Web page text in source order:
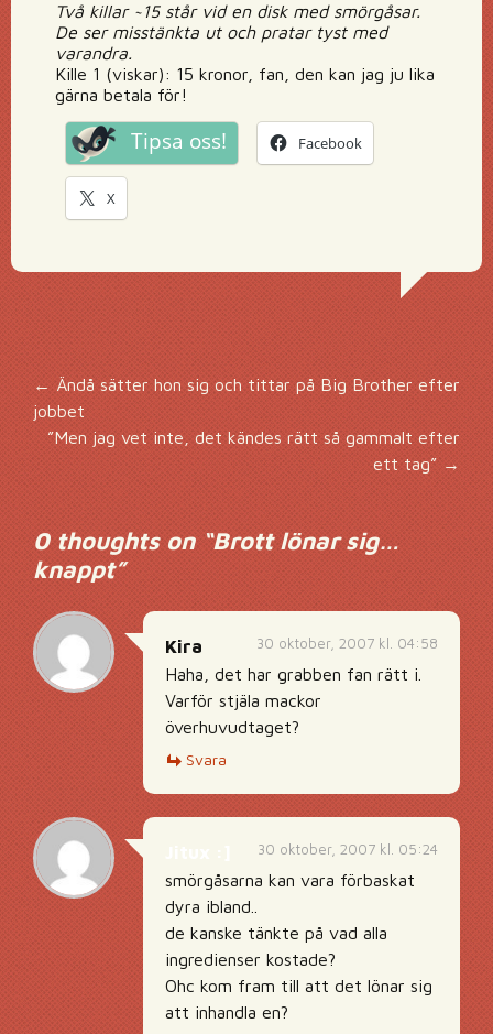
Två killar ~15 står vid en disk med smörgåsar.
De ser misstänkta ut och pratar tyst med
varandra.
Kille 1 (viskar): 15 kronor, fan, den kan jag ju lika
gärna betala för!
Tipsa oss! Facebook
X
Inläggsnavigering
←Ändå sätter hon sig och tittar på Big Brother efter
jobbet
”Men jag vet inte, det kändes rätt så gammalt efter
ett tag”→
0 thoughts on “Brott lönar sig…
knappt”
30 oktober, 2007 kl. 04:58
Kira
Haha, det har grabben fan rätt i.
Varför stjäla mackor
överhuvudtaget?
Svara
30 oktober, 2007 kl. 05:24
smörgåsarna kan vara förbaskat
dyra ibland..
de kanske tänkte på vad alla
ingredienser kostade?
Ohc kom fram till att det lönar sig
att inhandla en?